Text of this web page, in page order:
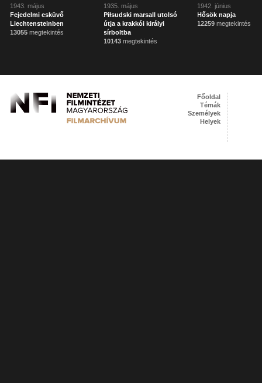
1943. május
Fejedelmi esküvő
Liechtensteinben
13055 megtekintés
1935. május
Piłsudski marsall utolsó
útja a krakkói királyi
sírboltba
10143 megtekintés
1942. június
Hősök napja
12259 megtekintés
Főoldal
Témák
Személyek
Helyek